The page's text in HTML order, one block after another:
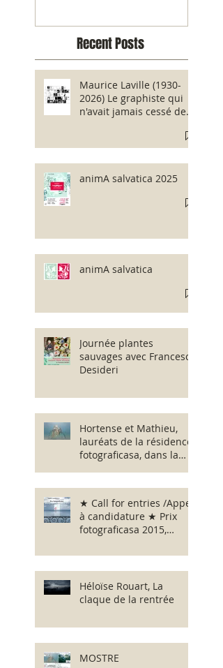
Recent Posts
Maurice Laville (1930-
2026) Le graphiste qui
n'avait jamais cessé de
animA salvatica 2025
animA salvatica
Journée plantes
sauvages avec Francesca
Desideri
Hortense et Mathieu,
lauréats de la résidence
fotograficasa, dans la
★ Call for entries /Appel
à candidature ★ Prix
fotograficasa 2015,
résidence ★ Dossi
Héloïse Rouart, La
claque de la rentrée
MOSTRE